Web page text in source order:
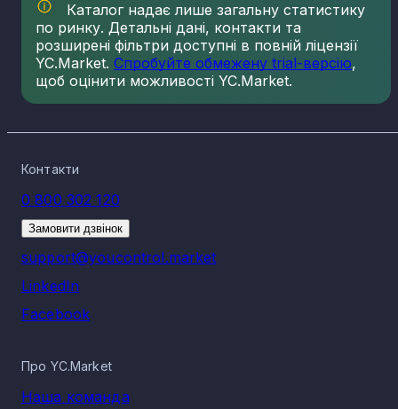
Каталог надає лише загальну статистику
по ринку. Детальні дані, контакти та
розширені фільтри доступні в повній ліцензії
YC.Market. Спробуйте обмежену trial-версію,
щоб оцінити можливості YC.Market.
Контакти
0 800 302 120
Замовити дзвінок
support@youcontrol.market
LinkedIn
Facebook
Про YC.Market
Наша команда